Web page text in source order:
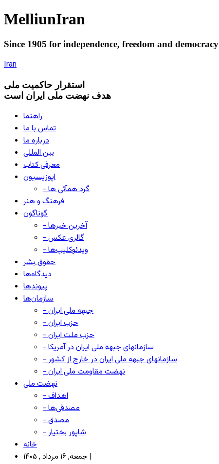
MelliunIran
Since 1905 for independence, freedom and democracy
Iran
استقرار حاکميت ملی
هدف نهضت ملی ایران است
راهنما
تماس با ما
درباره ما
بین المللی
معرفی کتاب
اپوزیسیون
- گرد همآئی ها
فرهنگ و هنر
گوناگون
- آخرین خبرها
- گالری عکس
- ویدئوکلیپ‌ها
حقوق بشر
دیدگاه‌ها
پیوندها
سازمان‌ها
- جبهه ملی ایران
- حزب ایران
- حزب ملت ایران
- سازمانهای جبهه ملی ایران در آمریکا
- سازمانهای جبهه ملی ایران در خارج از کشور
- نهضت مقاومت ملی ایران
نهضت ملی
- اهداف
- مصدقی‌ها
- مصدق
- شاپور بختیار
خانه
جمعه, ۱۶ مرداد , ۱۴۰۵ |